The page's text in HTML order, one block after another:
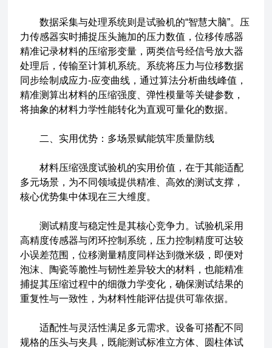
数据采集与处理系统则是试验机的“智慧大脑”。压
力传感器实时捕捉压头施加的压力数值，位移传感器
精准记录材料的压缩形变量，两类信号经信号放大器
处理后，传输至计算机系统。系统将压力与位移数据
同步绘制成应力-应变曲线，通过算法分析曲线峰值，
精准测算出材料的压缩强度、弹性模量等关键参数，
将抽象的材料力学性能转化为直观可量化的数据。
二、实用优势：多场景赋能筑牢质量防线
材料压缩强度试验机的实用价值，在于其能适配
多元场景，为不同领域提供精准、高效的测试支撑，
核心优势集中体现在三大维度。
测试精度与稳定性是其核心竞争力。试验机采用
高精度传感器与闭环控制系统，压力控制精度可达较
小误差范围，位移测量精度同样达到微米级，即便对
泡沫、陶瓷等脆性与韧性差异较大的材料，也能精准
捕捉其压缩过程中的细微力学变化，确保测试结果的
重复性与一致性，为材料性能评估提供可靠依据。
适配性与灵活性满足多元需求。设备可搭配不同
规格的压头与夹具，既能测试标准立方体、圆柱体试